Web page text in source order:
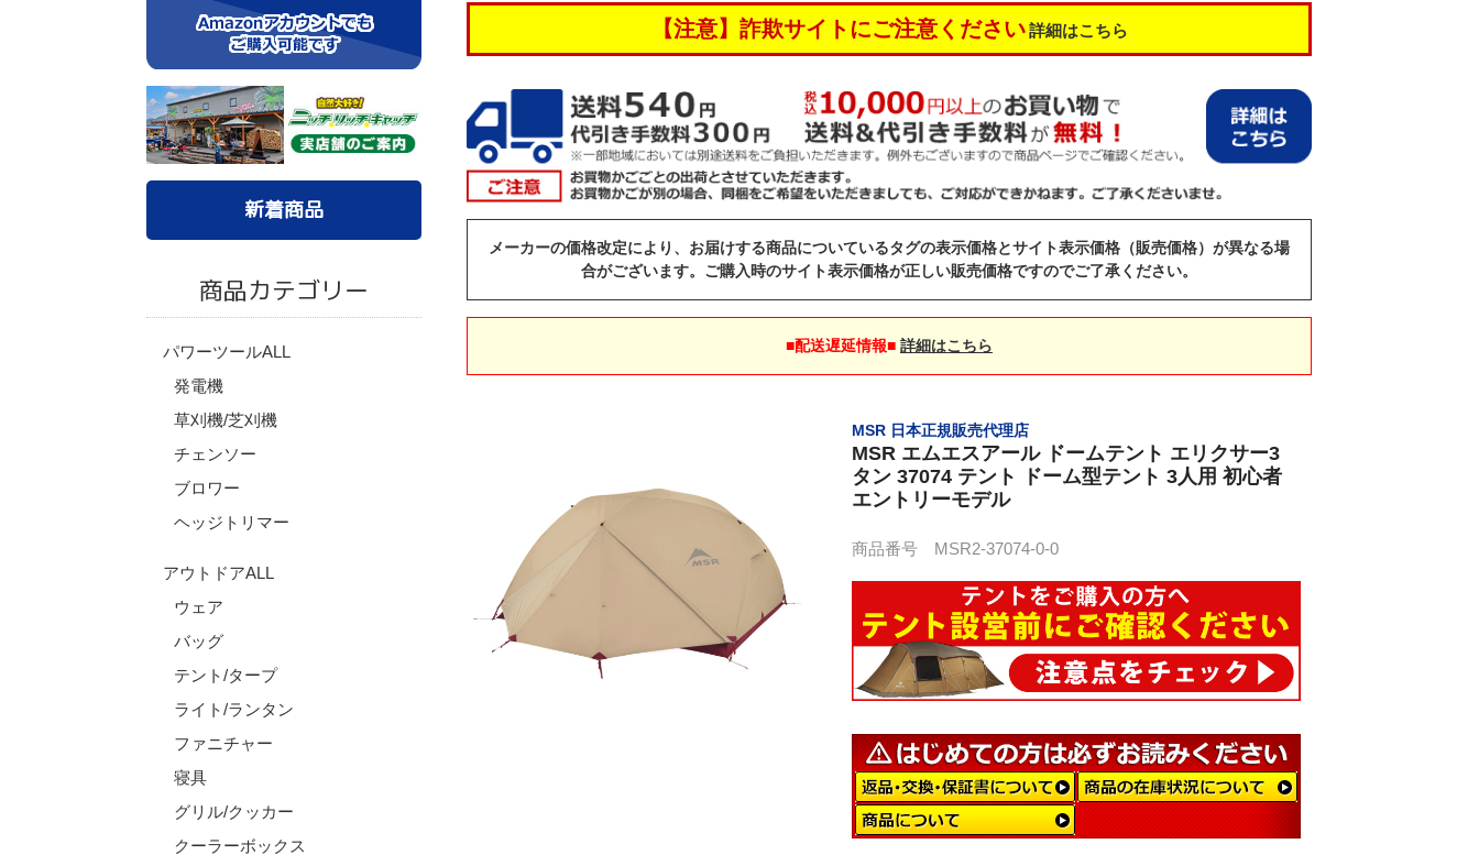
新着商品
商品カテゴリー
パワーツールALL
発電機
草刈機/芝刈機
チェンソー
ブロワー
ヘッジトリマー
アウトドアALL
ウェア
バッグ
テント/タープ
ライト/ランタン
ファニチャー
寝具
グリル/クッカー
クーラーボックス
【注意】詐欺サイトにご注意ください 詳細はこちら
メーカーの価格改定により、お届けする商品についているタグの表示価格とサイト表示価格（販売価格）が異なる場
合がございます。ご購入時のサイト表示価格が正しい販売価格ですのでご了承ください。
■配送遅延情報■ 詳細はこちら
MSR 日本正規販売代理店
MSR エムエスアール ドームテント エリクサー3
タン 37074 テント ドーム型テント 3人用 初心者
エントリーモデル
商品番号 MSR2-37074-0-0